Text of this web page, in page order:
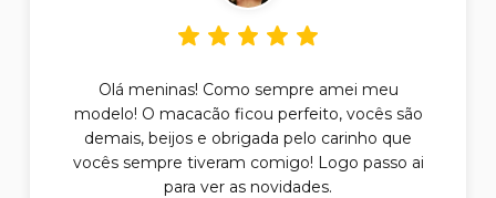
Olá meninas! Como sempre amei meu
modelo! O macacão ficou perfeito, vocês são
demais, beijos e obrigada pelo carinho que
vocês sempre tiveram comigo! Logo passo ai
para ver as novidades.